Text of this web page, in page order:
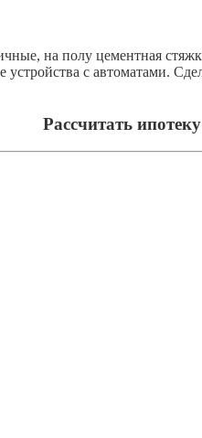
на полу цементная
с автоматами.
Рассчитать